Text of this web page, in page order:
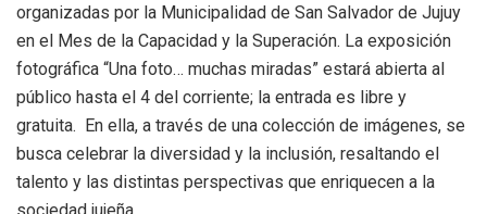
organizadas por la Municipalidad de San Salvador de Jujuy
en el Mes de la Capacidad y la Superación. La exposición
fotográfica “Una foto… muchas miradas” estará abierta al
público hasta el 4 del corriente; la entrada es libre y
gratuita. En ella, a través de una colección de imágenes, se
busca celebrar la diversidad y la inclusión, resaltando el
talento y las distintas perspectivas que enriquecen a la